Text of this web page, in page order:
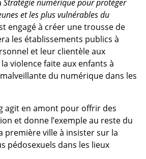
Stratégie numérique pour protéger
et les plus vulnérables du
engagé à créer une trousse de
les établissements publics à
et leur clientèle aux
violence faite aux enfants à
du numérique dans les
agit en amont pour offrir des
et donne l’exemple au reste du
première ville à insister sur la
pédosexuels dans les lieux